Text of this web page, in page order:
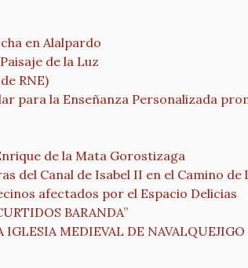
en Alalpardo
de la Luz
RNE)
para la Enseñanza Personalizada
de la Mata Gorostizaga
del Canal de Isabel II en el Camino de
afectados por el Espacio Delicias
BARANDA”
MEDIEVAL DE NAVALQUEJIGO